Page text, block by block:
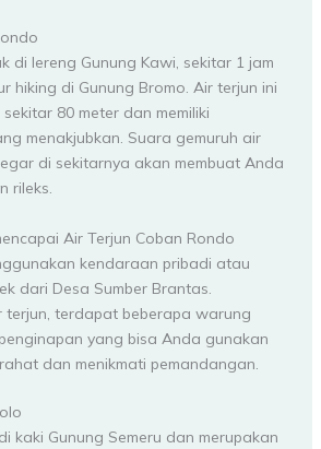
di lereng Gunung Kawi, sekitar 1 jam
hiking di Gunung Bromo. Air terjun ini
80 meter dan memiliki
menakjubkan. Suara gemuruh air
di sekitarnya akan membuat Anda
rileks.
Air Terjun Coban Rondo
kendaraan pribadi atau
dari Desa Sumber Brantas.
terjun, terdapat beberapa warung
yang bisa Anda gunakan
dan menikmati pemandangan.
kaki Gunung Semeru dan merupakan